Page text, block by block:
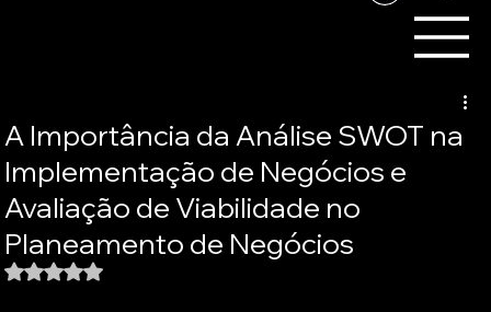
A Importância da Análise SWOT na
Implementação de Negócios e
Avaliação de Viabilidade no
Planeamento de Negócios
Avaliado com NaN de 5 estrelas.